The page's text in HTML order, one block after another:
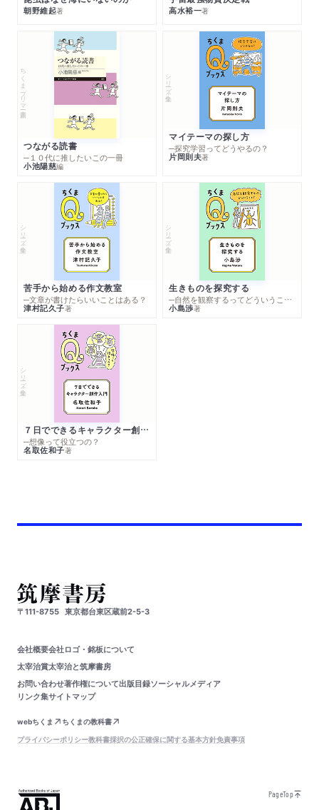
朝野維起著 高水裕一著
ちくまプリマー新書
つながる読書
─１０代に推したいこの一冊
小池陽慈編
シリーズ・全集
マイテーマの探し方
─探究学習ってどうやるの？
片岡則夫著
シリーズ・全集
苦手から始める作文教室
─文章が書けたらいいことはある？
津村記久子著
シリーズ・全集
生きものを探究する
─自然を観察するってどういうこと？
小島渉著
シリーズ・全集
７日でできるキャラクター創作入門
─想像って役立つの？
名取佐和子著
〒111-8755 東京都台東区蔵前2-5-3
会社概要会社ロゴ・銘板について
太宰治賞太宰治と筑摩書房
お問い合わせ著作権について出版目録ソーシャルメディア
リンク集サイトマップ
webちくま
ちくまの教科書
プライバシーポリシー教科書採択の公正確保に関する基本方針免責事項
PageTop